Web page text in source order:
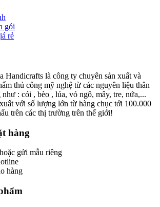
gói
rẻ
là công ty chuyên sản xuất và
thủ công mỹ nghệ từ các nguyên liệu thân
: cói , bèo , lúa, vỏ ngô, mây, tre, nứa,...
với số lượng lớn từ hàng chục tới 100.000
trên các thị trường trên thế giới!
hàng
gửi mẫu riêng
hàng